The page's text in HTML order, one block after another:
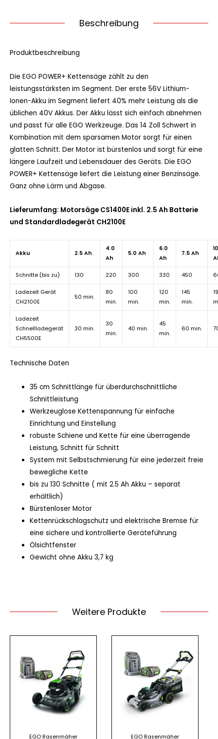
Beschreibung
Produktbeschreibung
Die EGO POWER+ Kettensäge zählt zu den
leistungsstärksten im Segment. Der erste 56V Lithium-
Ionen-Akku im Segment liefert 40% mehr Leistung als die
üblichen 40V Akkus. Der Akku lässt sich einfach abnehmen
und passt für alle EGO Werkzeuge. Das 14 Zoll Schwert in
Kombination mit dem sparsamen Motor sorgt für einen
glatten Schnitt. Der Motor ist bürstenlos und sorgt für eine
längere Laufzeit und Lebensdauer des Geräts. Die EGO
POWER+ Kettensäge liefert die Leistung einer Benzinsäge.
Ganz ohne Lärm und Abgase.
Lieferumfang: Motorsäge CS1400E inkl. 2.5 Ah Batterie
und Standardladegerät CH2100E
Akku 2.5 Ah
4.0
Ah
5.0 Ah
6.0
Ah
7.5 Ah
Schnitte (bis zu) 130 220 300 330 450
Ladezeit Gerät
CH2100E
50 min.
80
min.
100
min.
120
min.
145
min.
Ladezeit
Schnellladegerät
CH5500E
30 min.
30
min.
40 min.
45
min.
60 min.
Technische Daten
35 cm Schnittlänge für überdurchschnittliche
Schnittleistung
Werkzeuglose Kettenspannung für einfache
Einrichtung und Einstellung
robuste Schiene und Kette für eine überragende
Leistung, Schnitt für Schnitt
System mit Selbstschmierung für eine jederzeit freie
bewegliche Kette
bis zu 130 Schnitte ( mit 2.5 Ah Akku – separat
erhältlich)
Bürstenloser Motor
Kettenrückschlagschutz und elektrische Bremse für
eine sichere und kontrollierte Geräteführung
Ölsichtfenster
Gewicht ohne Akku 3,7 kg
Weitere Produkte
EGO Rasenmäher EGO Rasenmäher